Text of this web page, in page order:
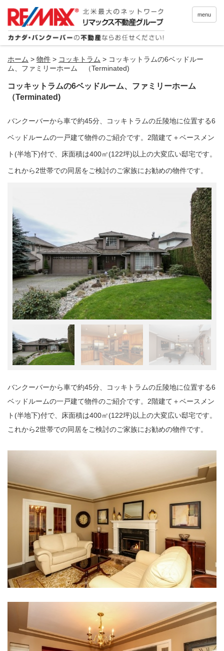
menu
ホーム > 物件 > コッキトラム > コッキットラムの6ベッドルー
ム、ファミリーホーム （Terminated)
コッキットラムの6ベッドルーム、ファミリーホーム
（Terminated)
バンクーバーから車で約45分、コッキトラムの丘陵地に位置する6
ベッドルームの一戸建て物件のご紹介です。2階建て＋ベースメン
ト(半地下)付で、床面積は400㎡(122坪)以上の大変広い邸宅です。
これから2世帯での同居をご検討のご家族にお勧めの物件です。
バンクーバーから車で約45分、コッキトラムの丘陵地に位置する6
ベッドルームの一戸建て物件のご紹介です。2階建て＋ベースメン
ト(半地下)付で、床面積は400㎡(122坪)以上の大変広い邸宅です。
これから2世帯での同居をご検討のご家族にお勧めの物件です。